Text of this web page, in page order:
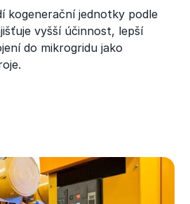
kogenerační jednotky podle
vyšší účinnost, lepší
do mikrogridu jako